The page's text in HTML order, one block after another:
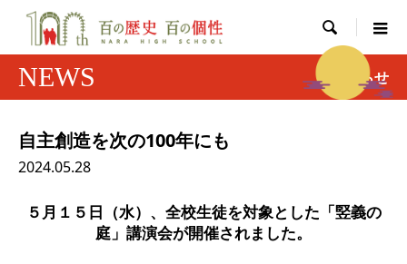

NEWS お知らせ
自主創造を次の100年にも
2024.05.28
５月１５日（水）、全校生徒を対象とした「竪義の
庭」講演会が開催されました。